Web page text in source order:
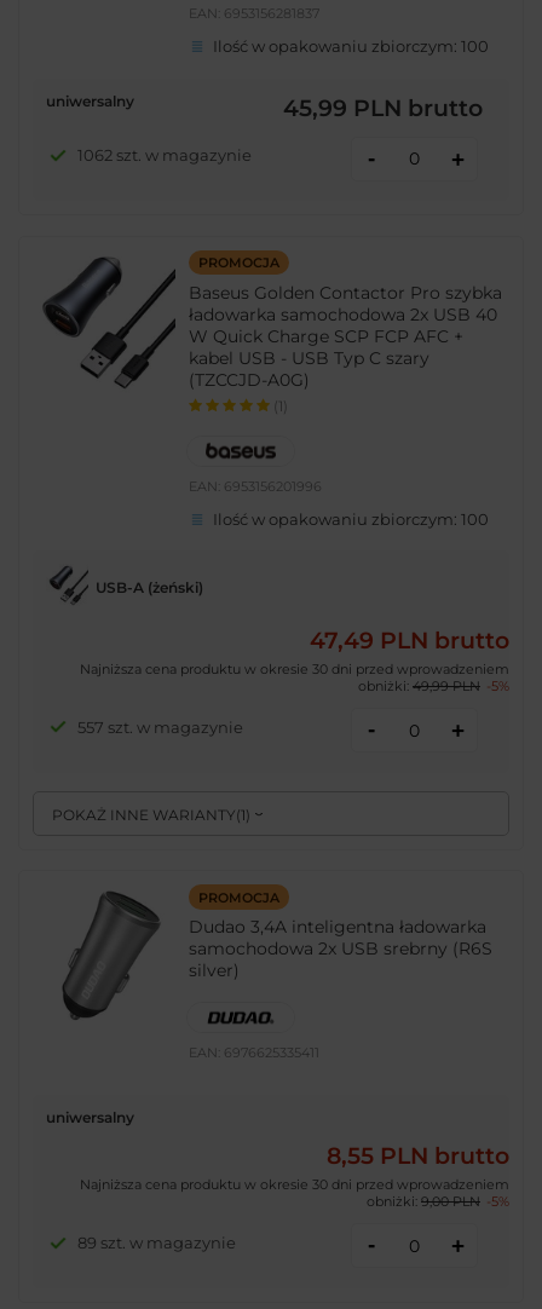
EAN: 6953156281837
Ilość w opakowaniu zbiorczym:100
uniwersalny 45,99 PLN brutto
1062 szt. w magazynie - +
PROMOCJA
Baseus Golden Contactor Pro szybka
ładowarka samochodowa 2x USB 40
W Quick Charge SCP FCP AFC +
kabel USB - USB Typ C szary
(TZCCJD-A0G)
(1)
EAN: 6953156201996
Ilość w opakowaniu zbiorczym:100
POKAŻ INNE WARIANTY( 1)
USB-A (żeński)
47,49 PLN brutto
Najniższa cena produktu w okresie 30 dni przed wprowadzeniem
obniżki: 49,99 PLN -5%
557 szt. w magazynie - +
PROMOCJA
Dudao 3,4A inteligentna ładowarka
samochodowa 2x USB srebrny (R6S
silver)
EAN: 6976625335411
uniwersalny
8,55 PLN brutto
Najniższa cena produktu w okresie 30 dni przed wprowadzeniem
obniżki: 9,00 PLN -5%
89 szt. w magazynie - +